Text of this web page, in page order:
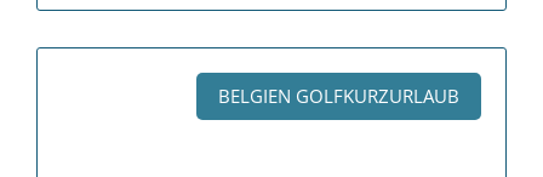
BELGIEN GOLFKURZURLAUB